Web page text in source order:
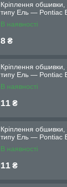
Кріплення
типу Ель — Pontiac
В наявності
8 ₴
Кріплення
типу Ель — Pontiac
В наявності
11 ₴
Кріплення
типу Ель — Pontiac
В наявності
11 ₴